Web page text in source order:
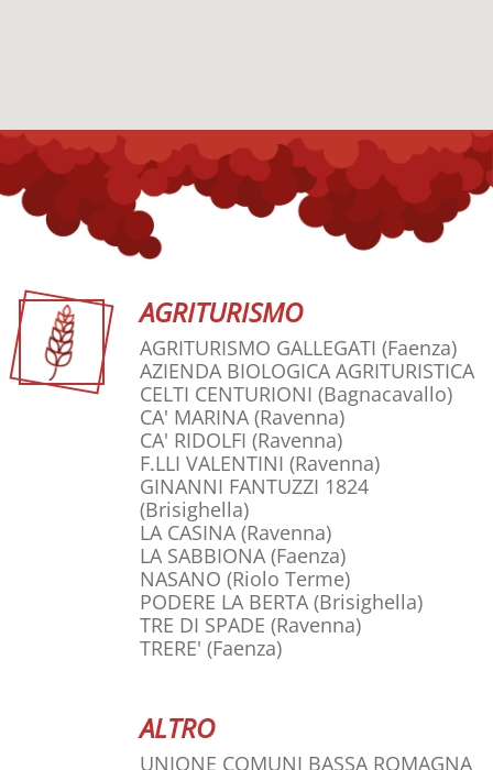
AGRITURISMO
AGRITURISMO GALLEGATI (Faenza)
AZIENDA BIOLOGICA AGRITURISTICA
CELTI CENTURIONI (Bagnacavallo)
CA' MARINA (Ravenna)
CA' RIDOLFI (Ravenna)
F.LLI VALENTINI (Ravenna)
GINANNI FANTUZZI 1824
(Brisighella)
LA CASINA (Ravenna)
LA SABBIONA (Faenza)
NASANO (Riolo Terme)
PODERE LA BERTA (Brisighella)
TRE DI SPADE (Ravenna)
TRERE' (Faenza)
ALTRO
UNIONE COMUNI BASSA ROMAGNA